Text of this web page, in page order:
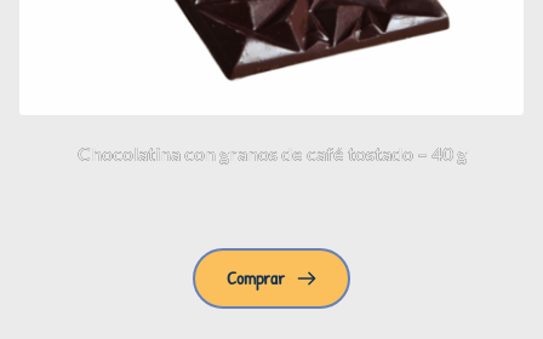
Chocolatina con granos de café tostado – 40 g
Comprar